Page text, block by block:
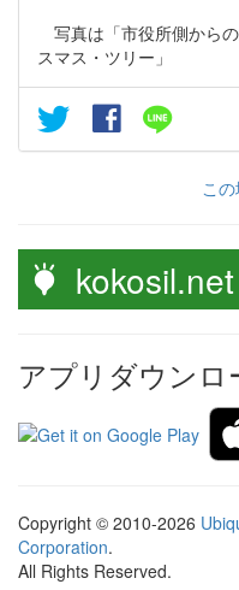
写真は「市役所側から
スマス・ツリー」
こ
kokosil.net
アプリダウンロ
Copyright © 2010-2026
Corporation.
All Rights Reserved.